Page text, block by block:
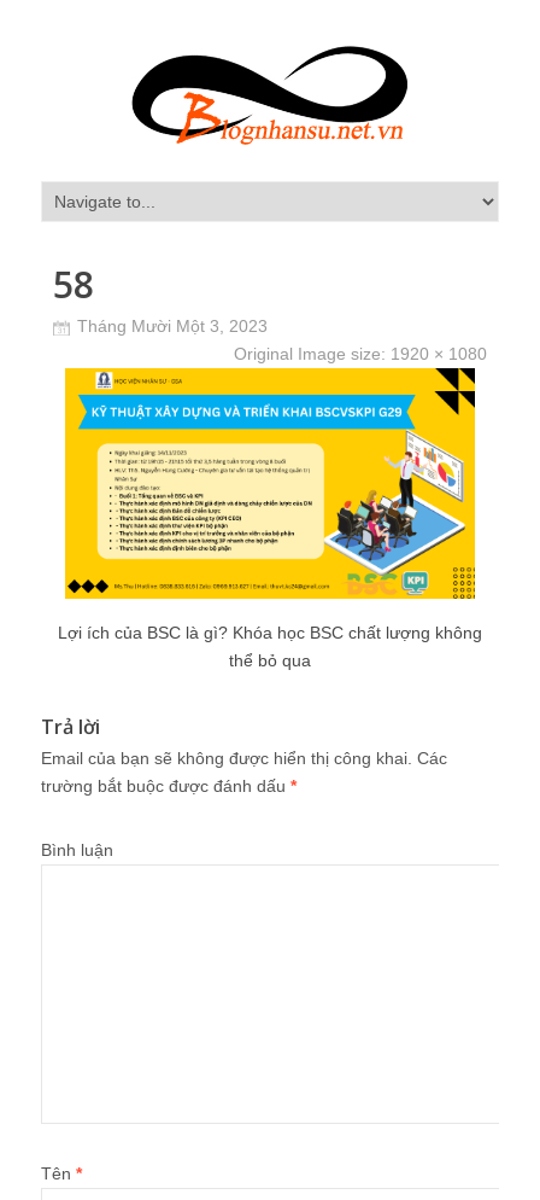
58
Tháng Mười Một 3, 2023
Original Image size: 1920 × 1080
Lợi ích của BSC là gì? Khóa học BSC chất lượng không
thể bỏ qua
Trả lời
Email của bạn sẽ không được hiển thị công khai. Các
trường bắt buộc được đánh dấu *
Bình luận
Tên *